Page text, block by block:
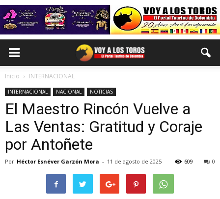
Inicio INTERNACIONAL
INTERNACIONAL NACIONAL NOTICIAS
El Maestro Rincón Vuelve a
Las Ventas: Gratitud y Coraje
por Antoñete
Por Héctor Esnéver Garzón Mora - 11 de agosto de 2025 0
609